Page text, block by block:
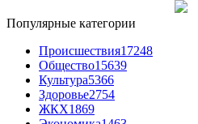
Популярные категории
Происшествия17248
Общество15639
Культура5366
Здоровье2754
ЖКХ1869